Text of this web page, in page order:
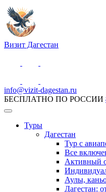
Визит Дагестан
info@vizit-dagestan.ru
БЕСПЛАТНО ПО РОССИИ
Туры
Дагестан
Тур с
Все
Активный
Аулы,
Дагестан: